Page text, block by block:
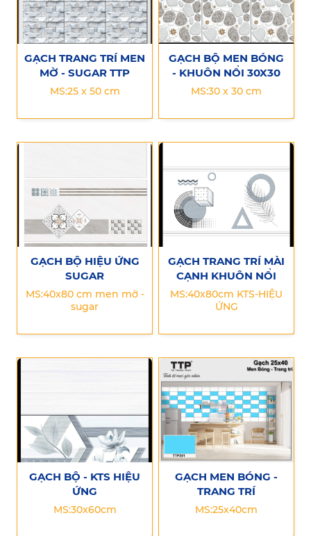
GẠCH TRANG TRÍ MEN
MỜ - SUGAR TTP
MS:25 x 50 cm
GẠCH BỘ MEN BÓNG
- KHUÔN NỔI 30X30
MS:30 x 30 cm
GẠCH BỘ HIỆU ỨNG
SUGAR
MS:40x80 cm men mờ -
sugar
GẠCH TRANG TRÍ MÀI
CẠNH KHUÔN NỔI
MS:40x80cm KTS-HIỆU
ỨNG
GẠCH BỘ - KTS HIỆU
ỨNG
MS:30x60cm
GẠCH MEN BÓNG -
TRANG TRÍ
MS:25x40cm